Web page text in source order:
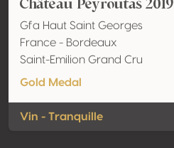
Gfa Haut Saint Georges
France - Bordeaux
Saint-Emilion Grand Cru
Gold Medal
Vin - Tranquille